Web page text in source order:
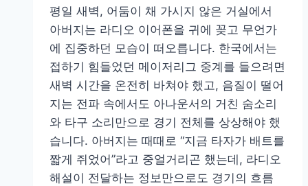
실
수
와
주
의
사
항:
실
질
적
평일 새벽, 어둠이 채 가시지 않은 거실에서
아버지는 라디오 이어폰을 귀에 꽂고 무언가
에 집중하던 모습이 떠오릅니다. 한국에서는
접하기 힘들었던 메이저리그 중계를 들으려면
새벽 시간을 온전히 바쳐야 했고, 음질이 떨어
지는 전파 속에서도 아나운서의 거친 숨소리
와 타구 소리만으로 경기 전체를 상상해야 했
습니다. 아버지는 때때로 “지금 타자가 배트를
짧게 쥐었어”라고 중얼거리곤 했는데, 라디오
해설이 전달하는 정보만으로도 경기의 흐름